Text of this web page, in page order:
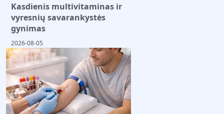
Kasdienis multivitaminas ir
vyresnių savarankystės
gynimas
2026-08-05